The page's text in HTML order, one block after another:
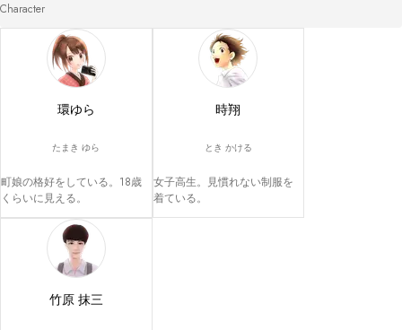
Character
環ゆら
たまき ゆら
町娘の格好をしている。18歳
くらいに見える。
時翔
とき かける
女子高生。見慣れない制服を
着ている。
竹原 抹三